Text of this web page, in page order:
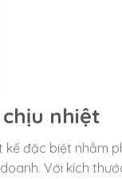
nhiệt
đặc biệt nhằm
Với kích